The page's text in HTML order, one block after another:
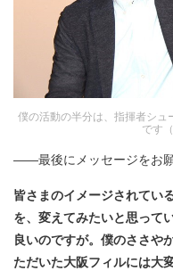
僕の活動の半分は、指揮者シ
です
――最後にメッセージをお願
皆さまのイメージされてい
を、変えてみたいと思って
良いのですが。僕のささや
ただいた大阪フィルには大